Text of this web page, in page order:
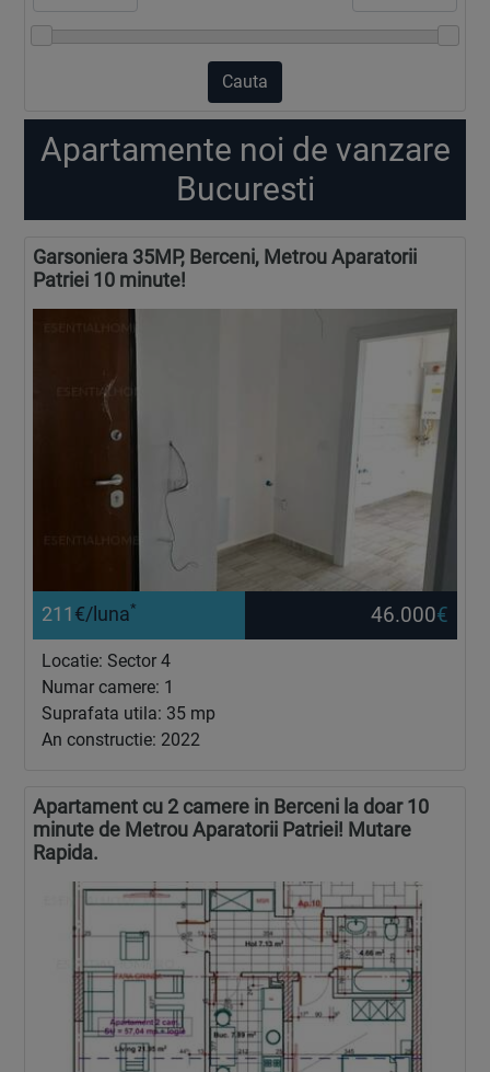
Cauta
Apartamente noi de vanzare
Bucuresti
Garsoniera 35MP, Berceni, Metrou Aparatorii
Patriei 10 minute!
211 €/luna* 46.000€
Locatie: Sector 4
Numar camere: 1
Suprafata utila: 35 mp
An constructie: 2022
Apartament cu 2 camere in Berceni la doar 10
minute de Metrou Aparatorii Patriei! Mutare
Rapida.